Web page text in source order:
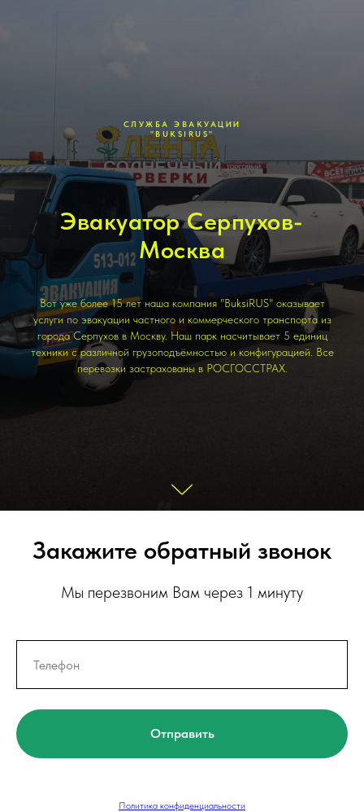
СЛУЖБА ЭВАКУАЦИИ
"BUKSIRUS"
Эвакуатор Серпухов-
Москва
Вот уже более 15 лет наша компания "BuksiRUS" оказывает
услуги по эвакуации частного и коммерческого транспорта из
города Серпухов в Москву. Наш парк насчитывает 5 единиц
техники с различной грузоподъёмностью и конфигурацией. Все
перевозки застрахованы в РОСГОССТРАХ.
Закажите обратный звонок
Мы перезвоним Вам через 1 минуту
Отправить
Политика конфиденциальности